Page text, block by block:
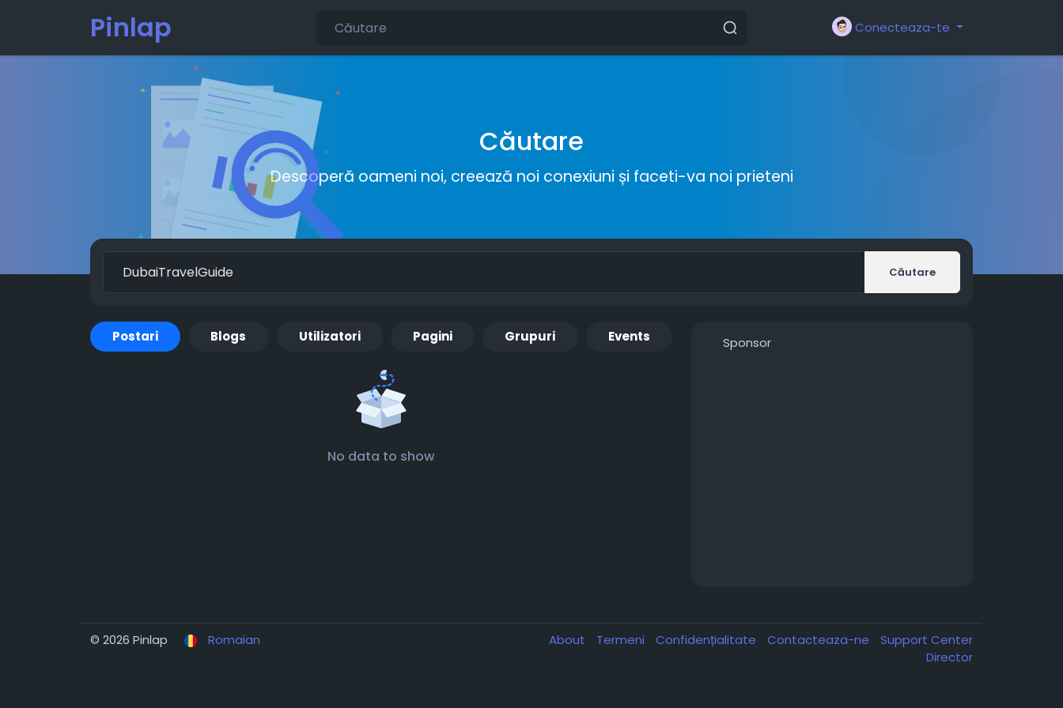
Pinlap Conecteaza-te
Căutare
Descoperă oameni noi, creează noi conexiuni și faceti-va noi prieteni
Căutare
Postari Blogs Utilizatori Pagini Grupuri Events
No data to show
Sponsor
© 2026 Pinlap Romaian About Termeni Confidențialitate Contacteaza-ne
Support Center
Director